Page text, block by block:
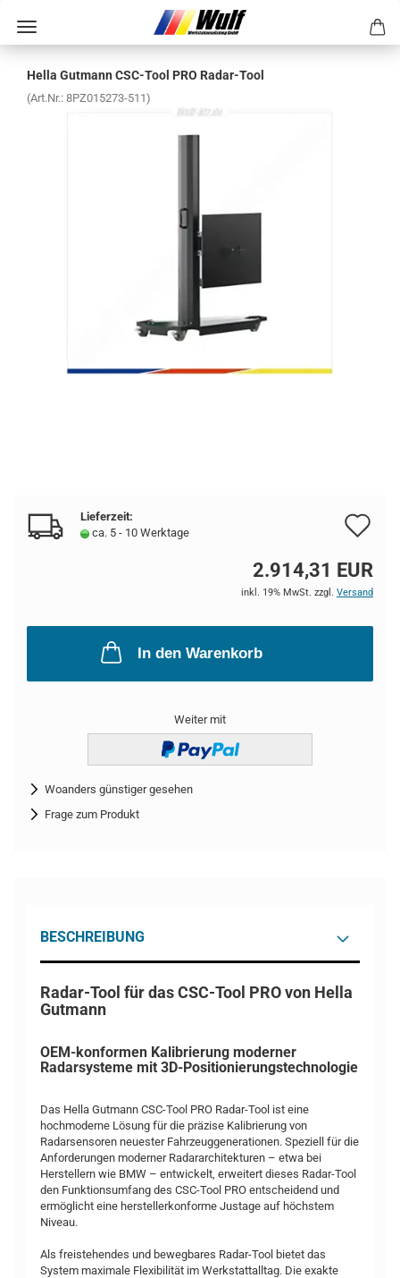
Hella Gut­mann CSC-​Tool PRO Radar-​Tool
(Art.Nr.: 8PZ015273-​511)
Lieferzeit:
ca. 5 - 10 Werktage
2.914,31 EUR
inkl. 19% MwSt. zzgl. Versand
In den Warenkorb
Weiter mit
Woanders günstiger gesehen
Frage zum Produkt
BESCHREIBUNG
Radar-Tool für das CSC-Tool PRO von Hella
Gutmann
OEM-konformen Kalibrierung moderner
Radarsysteme mit 3D-Positionierungstechnologie
Das Hella Gutmann CSC-Tool PRO Radar-Tool ist eine
hochmoderne Lösung für die präzise Kalibrierung von
Radarsensoren neuester Fahrzeuggenerationen. Speziell für die
Anforderungen moderner Radararchitekturen – etwa bei
Herstellern wie BMW – entwickelt, erweitert dieses Radar-Tool
den Funktionsumfang des CSC-Tool PRO entscheidend und
ermöglicht eine herstellerkonforme Justage auf höchstem
Niveau.
Als freistehendes und bewegbares Radar-Tool bietet das
System maximale Flexibilität im Werkstattalltag. Die exakte